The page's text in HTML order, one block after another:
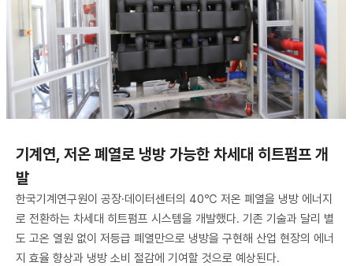
기계연, 저온 폐열로 냉방 가능한 차세대 히트펌프 개
발
한국기계연구원이 공장·데이터센터의 40℃ 저온 폐열을 냉방 에너지
로 전환하는 차세대 히트펌프 시스템을 개발했다. 기존 기술과 달리 별
도 고온 열원 없이 저등급 폐열만으로 냉방을 구현해 산업 현장의 에너
지 효율 향상과 냉방 소비 절감에 기여할 것으로 예상된다.